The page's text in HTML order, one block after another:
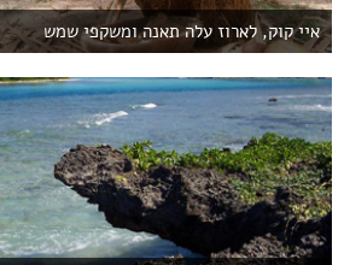
איי קוק, לארוז עלה תאנה ומשקפי שמש